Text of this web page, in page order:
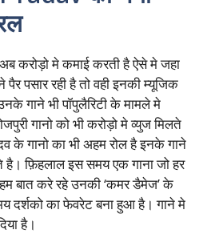
करोड़ो मे कमाई करती है ऐसे मे जहा
पसार रही है तो वही इनकी म्यूजिक
गाने भी पॉपुलैरिटी के मामले मे
गानो को भी करोड़ो मे व्युज मिलते
के गानो का भी अहम रोल है इनके गाने
है। फ़िहलाल इस समय एक गाना जो हर
बात करे रहे उनकी ‘कमर डैमेज’ के
दर्शको का फेवरेट बना हुआ है। गाने मे
है।